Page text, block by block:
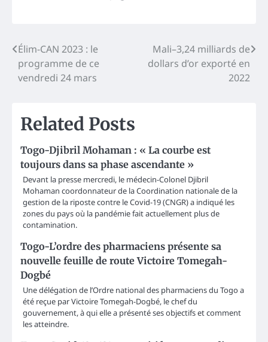
Post
navigation
Élim-CAN 2023 : le
programme de ce
vendredi 24 mars
Mali–3,24 milliards de
dollars d’or exporté en
2022
Related Posts
Togo-Djibril Mohaman : « La courbe est
toujours dans sa phase ascendante »
Devant la presse mercredi, le médecin-Colonel Djibril
Mohaman coordonnateur de la Coordination nationale de la
gestion de la riposte contre le Covid-19 (CNGR) a indiqué les
zones du pays où la pandémie fait actuellement plus de
contamination.
Togo-L’ordre des pharmaciens présente sa
nouvelle feuille de route Victoire Tomegah-
Dogbé
Une délégation de l’Ordre national des pharmaciens du Togo a
été reçue par Victoire Tomegah-Dogbé, le chef du
gouvernement, à qui elle a présenté ses objectifs et comment
les atteindre.